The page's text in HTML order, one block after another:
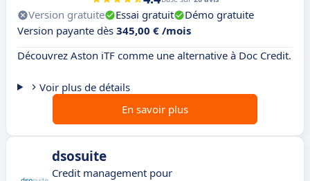
Version gratuite Essai gratuit
Démo gratuite
Version payante dès 345,00 € /mois
Découvrez Aston iTF comme une alternative à Doc Credit.
Voir plus de détails
En savoir plus
dsosuite
Credit management pour